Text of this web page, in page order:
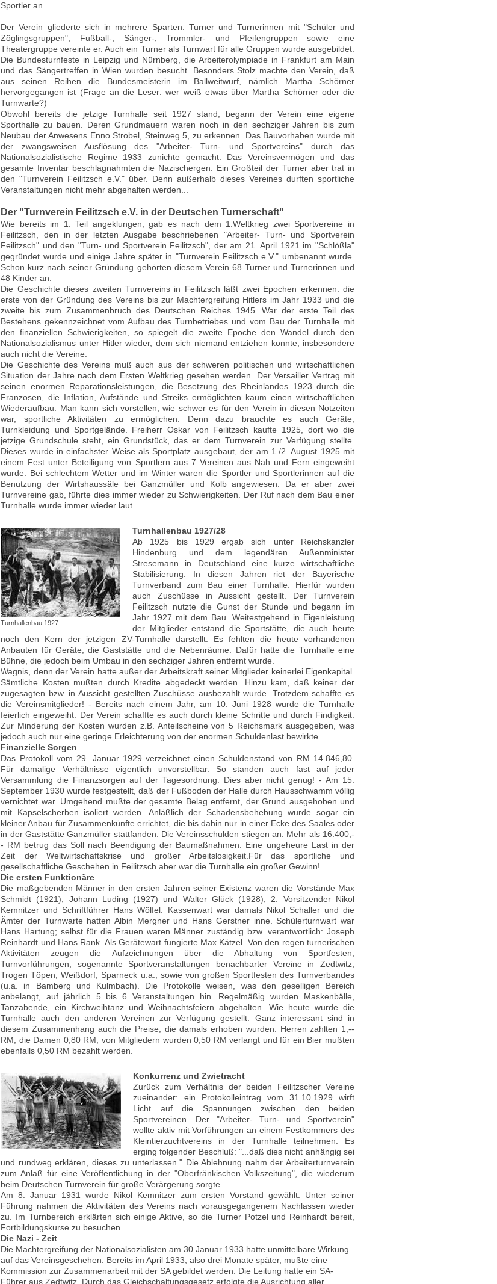
Sportler an.
Der Verein gliederte sich in mehrere Sparten: Turner und Turnerinnen mit "Schüler und
Zöglingsgruppen", Fußball-, Sänger-, Trommler- und Pfeifengruppen sowie eine
Theatergruppe vereinte er. Auch ein Turner als Turnwart für alle Gruppen wurde ausgebildet.
Die Bundesturnfeste in Leipzig und Nürnberg, die Arbeiterolympiade in Frankfurt am Main
und das Sängertreffen in Wien wurden besucht. Besonders Stolz machte den Verein, daß
aus seinen Reihen die Bundesmeisterin im Ballweitwurf, nämlich Martha Schörner
hervorgegangen ist (Frage an die Leser: wer weiß etwas über Martha Schörner oder die
Turnwarte?)
Obwohl bereits die jetzige Turnhalle seit 1927 stand, begann der Verein eine eigene
Sporthalle zu bauen. Deren Grundmauern waren noch in den sechziger Jahren bis zum
Neubau der Anwesens Enno Strobel, Steinweg 5, zu erkennen. Das Bauvorhaben wurde mit
der zwangsweisen Ausflösung des "Arbeiter- Turn- und Sportvereins" durch das
Nationalsozialistische Regime 1933 zunichte gemacht. Das Vereinsvermögen und das
gesamte Inventar beschlagnahmten die Nazischergen. Ein Großteil der Turner aber trat in
den "Turnverein Feilitzsch e.V." über. Denn außerhalb dieses Vereines durften sportliche
Veranstaltungen nicht mehr abgehalten werden...
Der "Turnverein Feilitzsch e.V. in der Deutschen Turnerschaft"
Wie bereits im 1. Teil angeklungen, gab es nach dem 1.Weltkrieg zwei Sportvereine in
Feilitzsch, den in der letzten Ausgabe beschriebenen "Arbeiter- Turn- und Sportverein
Feilitzsch" und den "Turn- und Sportverein Feilitzsch", der am 21. April 1921 im "Schlößla"
gegründet wurde und einige Jahre später in "Turnverein Feilitzsch e.V." umbenannt wurde.
Schon kurz nach seiner Gründung gehörten diesem Verein 68 Turner und Turnerinnen und
48 Kinder an.
Die Geschichte dieses zweiten Turnvereins in Feilitzsch läßt zwei Epochen erkennen: die
erste von der Gründung des Vereins bis zur Machtergreifung Hitlers im Jahr 1933 und die
zweite bis zum Zusammenbruch des Deutschen Reiches 1945. War der erste Teil des
Bestehens gekennzeichnet vom Aufbau des Turnbetriebes und vom Bau der Turnhalle mit
den finanziellen Schwierigkeiten, so spiegelt die zweite Epoche den Wandel durch den
Nationalsozialismus unter Hitler wieder, dem sich niemand entziehen konnte, insbesondere
auch nicht die Vereine.
Die Geschichte des Vereins muß auch aus der schweren politischen und wirtschaftlichen
Situation der Jahre nach dem Ersten Weltkrieg gesehen werden. Der Versailler Vertrag mit
seinen enormen Reparationsleistungen, die Besetzung des Rheinlandes 1923 durch die
Franzosen, die Inflation, Aufstände und Streiks ermöglichten kaum einen wirtschaftlichen
Wiederaufbau. Man kann sich vorstellen, wie schwer es für den Verein in diesen Notzeiten
war, sportliche Aktivitäten zu ermöglichen. Denn dazu brauchte es auch Geräte,
Turnkleidung und Sportgelände. Freiherr Oskar von Feilitzsch kaufte 1925, dort wo die
jetzige Grundschule steht, ein Grundstück, das er dem Turnverein zur Verfügung stellte.
Dieses wurde in einfachster Weise als Sportplatz ausgebaut, der am 1./2. August 1925 mit
einem Fest unter Beteiligung von Sportlern aus 7 Vereinen aus Nah und Fern eingeweiht
wurde. Bei schlechtem Wetter und im Winter waren die Sportler und Sportlerinnen auf die
Benutzung der Wirtshaussäle bei Ganzmüller und Kolb angewiesen. Da er aber zwei
Turnvereine gab, führte dies immer wieder zu Schwierigkeiten. Der Ruf nach dem Bau einer
Turnhalle wurde immer wieder laut.
Turnhallenbau 1927
Turnhallenbau 1927/28
Ab 1925 bis 1929 ergab sich unter Reichskanzler
Hindenburg und dem legendären Außenminister
Stresemann in Deutschland eine kurze wirtschaftliche
Stabilisierung. In diesen Jahren riet der Bayerische
Turnverband zum Bau einer Turnhalle. Hierfür wurden
auch Zuschüsse in Aussicht gestellt. Der Turnverein
Feilitzsch nutzte die Gunst der Stunde und begann im
Jahr 1927 mit dem Bau. Weitestgehend in Eigenleistung
der Mitglieder entstand die Sportstätte, die auch heute
noch den Kern der jetzigen ZV-Turnhalle darstellt. Es fehlten die heute vorhandenen
Anbauten für Geräte, die Gaststätte und die Nebenräume. Dafür hatte die Turnhalle eine
Bühne, die jedoch beim Umbau in den sechziger Jahren entfernt wurde.
Wagnis, denn der Verein hatte außer der Arbeitskraft seiner Mitglieder keinerlei Eigenkapital.
Sämtliche Kosten mußten durch Kredite abgedeckt werden. Hinzu kam, daß keiner der
zugesagten bzw. in Aussicht gestellten Zuschüsse ausbezahlt wurde. Trotzdem schaffte es
die Vereinsmitglieder! - Bereits nach einem Jahr, am 10. Juni 1928 wurde die Turnhalle
feierlich eingeweiht. Der Verein schaffte es auch durch kleine Schritte und durch Findigkeit:
Zur Minderung der Kosten wurden z.B. Anteilscheine von 5 Reichsmark ausgegeben, was
jedoch auch nur eine geringe Erleichterung von der enormen Schuldenlast bewirkte.
Finanzielle Sorgen
Das Protokoll vom 29. Januar 1929 verzeichnet einen Schuldenstand von RM 14.846,80.
Für damalige Verhältnisse eigentlich unvorstellbar. So standen auch fast auf jeder
Versammlung die Finanzsorgen auf der Tagesordnung. Dies aber nicht genug! - Am 15.
September 1930 wurde festgestellt, daß der Fußboden der Halle durch Hausschwamm völlig
vernichtet war. Umgehend mußte der gesamte Belag entfernt, der Grund ausgehoben und
mit Kapselscherben isoliert werden. Anläßlich der Schadensbehebung wurde sogar ein
kleiner Anbau für Zusammenkünfte errichtet, die bis dahin nur in einer Ecke des Saales oder
in der Gaststätte Ganzmüller stattfanden. Die Vereinsschulden stiegen an. Mehr als 16.400,-
- RM betrug das Soll nach Beendigung der Baumaßnahmen. Eine ungeheure Last in der
Zeit der Weltwirtschaftskrise und großer Arbeitslosigkeit.Für das sportliche und
gesellschaftliche Geschehen in Feilitzsch aber war die Turnhalle ein großer Gewinn!
Die ersten Funktionäre
Die maßgebenden Männer in den ersten Jahren seiner Existenz waren die Vorstände Max
Schmidt (1921), Johann Luding (1927) und Walter Glück (1928), 2. Vorsitzender Nikol
Kemnitzer und Schriftführer Hans Wölfel. Kassenwart war damals Nikol Schaller und die
Ämter der Turnwarte hatten Albin Mergner und Hans Gerstner inne. Schülerturnwart war
Hans Hartung; selbst für die Frauen waren Männer zuständig bzw. verantwortlich: Joseph
Reinhardt und Hans Rank. Als Gerätewart fungierte Max Kätzel. Von den regen turnerischen
Aktivitäten zeugen die Aufzeichnungen über die Abhaltung von Sportfesten,
Turnvorführungen, sogenannte Sportveranstaltungen benachbarter Vereine in Zedtwitz,
Trogen Töpen, Weißdorf, Sparneck u.a., sowie von großen Sportfesten des Turnverbandes
(u.a. in Bamberg und Kulmbach). Die Protokolle weisen, was den geselligen Bereich
anbelangt, auf jährlich 5 bis 6 Veranstaltungen hin. Regelmäßig wurden Maskenbälle,
Tanzabende, ein Kirchweihtanz und Weihnachtsfeiern abgehalten. Wie heute wurde die
Turnhalle auch den anderen Vereinen zur Verfügung gestellt. Ganz interessant sind in
diesem Zusammenhang auch die Preise, die damals erhoben wurden: Herren zahlten 1,--
RM, die Damen 0,80 RM, von Mitgliedern wurden 0,50 RM verlangt und für ein Bier mußten
ebenfalls 0,50 RM bezahlt werden.
Konkurrenz und Zwietracht
Zurück zum Verhältnis der beiden Feilitzscher Vereine
zueinander: ein Protokolleintrag vom 31.10.1929 wirft
Licht auf die Spannungen zwischen den beiden
Sportvereinen. Der "Arbeiter- Turn- und Sportverein"
wollte aktiv mit Vorführungen an einem Festkommers des
Kleintierzuchtvereins in der Turnhalle teilnehmen: Es
erging folgender Beschluß: "...daß dies nicht anhängig sei
und rundweg erklären, dieses zu unterlassen." Die Ablehnung nahm der Arbeiterturnverein
zum Anlaß für eine Veröffentlichung in der "Oberfränkischen Volkszeitung", die wiederum
beim Deutschen Turnverein für große Verärgerung sorgte.
Am 8. Januar 1931 wurde Nikol Kemnitzer zum ersten Vorstand gewählt. Unter seiner
Führung nahmen die Aktivitäten des Vereins nach vorausgegangenem Nachlassen wieder
zu. Im Turnbereich erklärten sich einige Aktive, so die Turner Potzel und Reinhardt bereit,
Fortbildungskurse zu besuchen.
Die Nazi - Zeit
Die Machtergreifung der Nationalsozialisten am 30.Januar 1933 hatte unmittelbare Wirkung
auf das Vereinsgeschehen. Bereits im April 1933, also drei Monate später, mußte eine
Kommission zur Zusammenarbeit mit der SA gebildet werden. Die Leitung hatte ein SA-
Führer aus Zedtwitz. Durch das Gleichschaltungsgesetz erfolgte die Ausrichtung aller